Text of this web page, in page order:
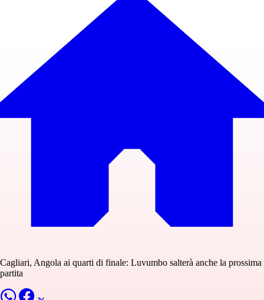
Cagliari, Angola ai quarti di finale: Luvumbo salterà anche la prossima
partita